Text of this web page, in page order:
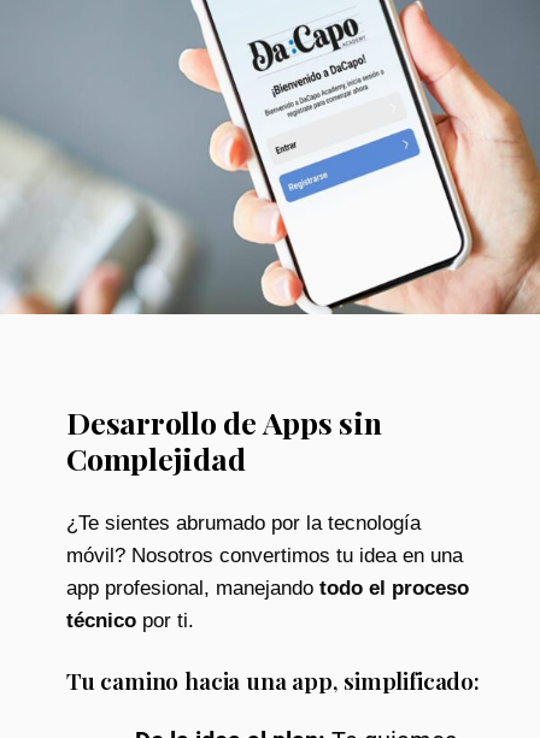
Desarrollo de Apps sin
Complejidad
¿Te sientes abrumado por la tecnología
móvil? Nosotros convertimos tu idea en una
app profesional, manejando todo el proceso
técnico por ti.
Tu camino hacia una app, simplificado: